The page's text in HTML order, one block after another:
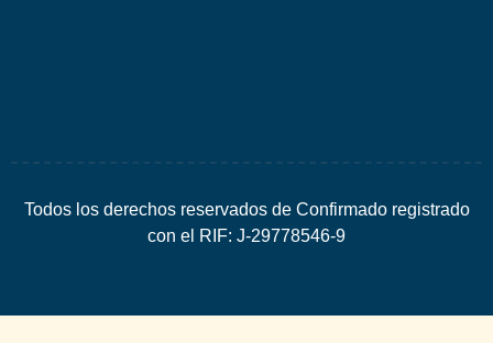
Todos los derechos reservados de Confirmado registrado
con el RIF: J-29778546-9